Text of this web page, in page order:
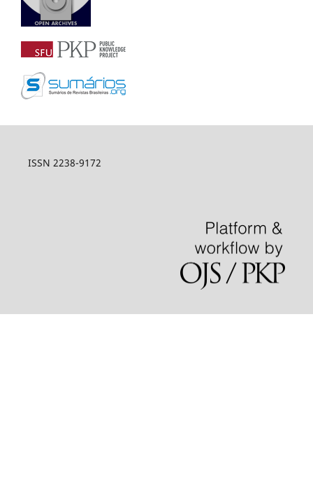
ISSN 2238-9172